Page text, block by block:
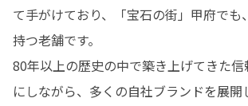
て手がけており、「宝石の街」甲府でも
持つ老舗です。
80年以上の歴史の中で築き上げてきた
にしながら、多くの自社ブランドを展開